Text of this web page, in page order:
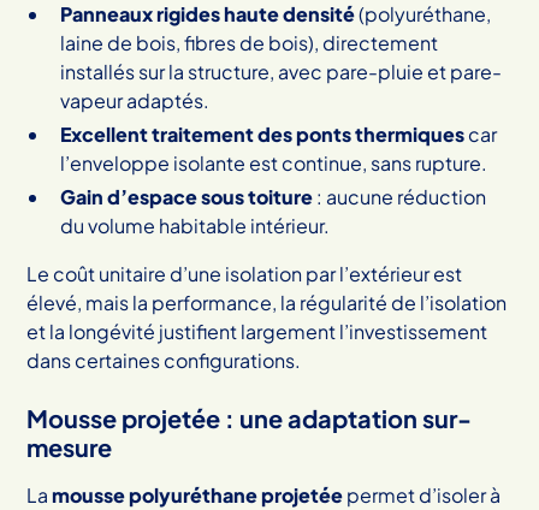
Panneaux rigides haute densité(polyuréthane,
laine de bois, fibres de bois), directement
installés sur la structure, avec pare-pluie et pare-
vapeur adaptés.
Excellent traitement des ponts thermiquescar
l’enveloppe isolante est continue, sans rupture.
Gain d’espace sous toiture: aucune réduction
du volume habitable intérieur.
Le coût unitaire d’une isolation par l’extérieur est
élevé, mais la performance, la régularité de l’isolation
et la longévité justifient largement l’investissement
dans certaines configurations.
Mousse projetée : une adaptation sur-
mesure
Lamousse polyuréthane projetéepermet d’isoler à